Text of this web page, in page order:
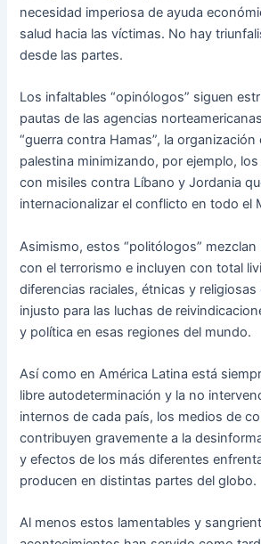
necesidad imperiosa de ayuda
salud hacia las víctimas. No hay
desde las partes.
Los infaltables “opinólogos” siguen
pautas de las agencias
“guerra contra Hamas”, la organización
palestina minimizando, por ejemplo, los
con misiles contra Líbano y Jordania
internacionalizar el conflicto en todo el
Asimismo, estos “politólogos” mezclan
con el terrorismo e incluyen con total
diferencias raciales, étnicas y
injusto para las luchas de
y política en esas regiones del mundo.
Así como en América Latina está
libre autodeterminación y la no
internos de cada país, los medios de
contribuyen gravemente a la
y efectos de los más diferentes
producen en distintas partes del globo.
Al menos estos lamentables y